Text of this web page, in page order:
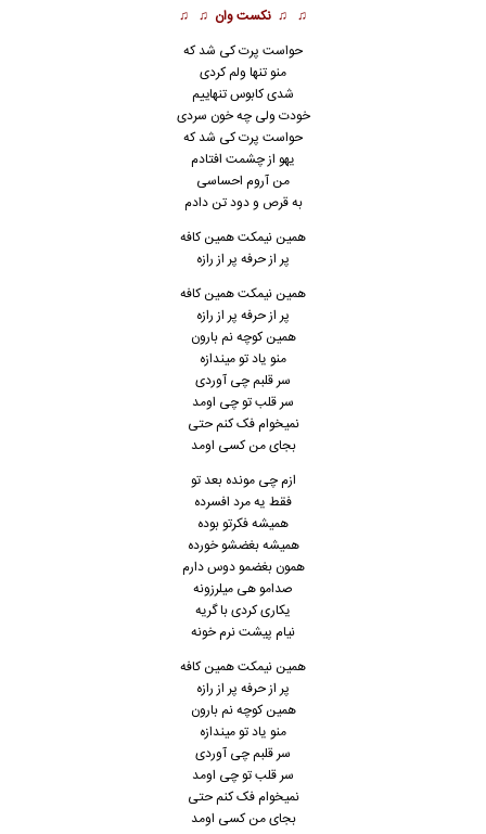
♫ ♫ نکست وان ♫ ♫
حواست پرت کی شد که
منو تنها ولم کردی
شدی کابوس تنهاییم
خودت ولی چه خون سردی
حواست پرت کی شد که
یهو از چشمت افتادم
من آروم احساسی
به قرص و دود تن دادم
همین نیمکت همین کافه
پر از حرفه پر از رازه
همین نیمکت همین کافه
پر از حرفه پر از رازه
همین کوچه نم بارون
منو یاد تو میندازه
سر قلبم چی آوردی
سر قلب تو چی اومد
نمیخوام فک کنم حتی
بجای من کسی اومد
ازم چی مونده بعد تو
فقط یه مرد افسرده
همیشه فکرتو بوده
همیشه بغضشو خورده
همون بغضمو دوس دارم
صدامو هی میلرزونه
یکاری کردی با گریه
نیام پیشت نرم خونه
همین نیمکت همین کافه
پر از حرفه پر از رازه
همین کوچه نم بارون
منو یاد تو میندازه
سر قلبم چی آوردی
سر قلب تو چی اومد
نمیخوام فک کنم حتی
بجای من کسی اومد